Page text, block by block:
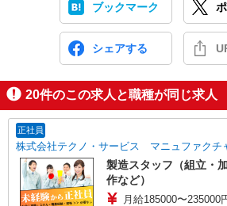
ブックマーク
シェアする
20件のこの求人と職種が同じ求人
正社員
株式会社テクノ・サービス マニュファクチ
製造スタッフ（組立・
作など）
月給185000〜235000